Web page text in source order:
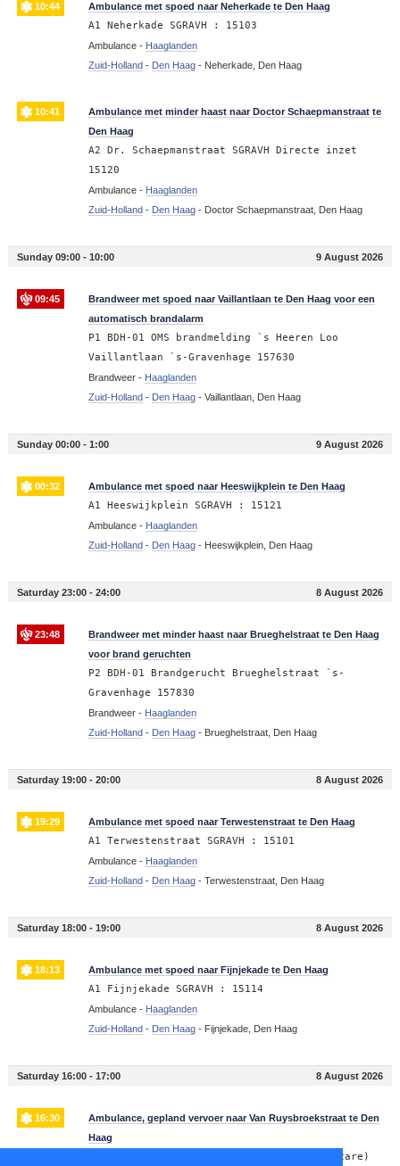
10:44 Ambulance met spoed naar Neherkade te Den Haag
A1 Neherkade SGRAVH : 15103
Ambulance - Haaglanden
Zuid-Holland- Den Haag- Neherkade, Den Haag
10:41
Ambulance met minder haast naar Doctor Schaepmanstraat te
Den Haag
A2 Dr. Schaepmanstraat SGRAVH Directe inzet
15120
Ambulance - Haaglanden
Zuid-Holland- Den Haag- Doctor Schaepmanstraat, Den Haag
Sunday 09:00 - 10:00 9 August 2026
09:45
Brandweer met spoed naar Vaillantlaan te Den Haag voor een
automatisch brandalarm
P1 BDH-01 OMS brandmelding `s Heeren Loo
Vaillantlaan `s-Gravenhage 157630
Brandweer - Haaglanden
Zuid-Holland- Den Haag- Vaillantlaan, Den Haag
Sunday 00:00 - 1:00 9 August 2026
00:32 Ambulance met spoed naar Heeswijkplein te Den Haag
A1 Heeswijkplein SGRAVH : 15121
Ambulance - Haaglanden
Zuid-Holland- Den Haag- Heeswijkplein, Den Haag
Saturday 23:00 - 24:00 8 August 2026
23:48
Brandweer met minder haast naar Brueghelstraat te Den Haag
voor brand geruchten
P2 BDH-01 Brandgerucht Brueghelstraat `s-
Gravenhage 157830
Brandweer - Haaglanden
Zuid-Holland- Den Haag- Brueghelstraat, Den Haag
Saturday 19:00 - 20:00 8 August 2026
19:29 Ambulance met spoed naar Terwestenstraat te Den Haag
A1 Terwestenstraat SGRAVH : 15101
Ambulance - Haaglanden
Zuid-Holland- Den Haag- Terwestenstraat, Den Haag
Saturday 18:00 - 19:00 8 August 2026
18:13 Ambulance met spoed naar Fijnjekade te Den Haag
A1 Fijnjekade SGRAVH : 15114
Ambulance - Haaglanden
Zuid-Holland- Den Haag- Fijnjekade, Den Haag
Saturday 16:00 - 17:00 8 August 2026
16:30
Ambulance, gepland vervoer naar Van Ruysbroekstraat te Den
Haag
B2 Van Ruysbroekstraat SGRAVH : (medium care)